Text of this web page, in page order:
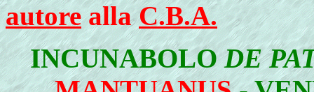
autoreallaC.B.A.
INCUNABOLODE